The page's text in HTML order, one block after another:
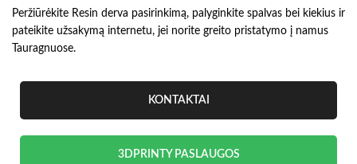
Peržiūrėkite Resin derva pasirinkimą, palyginkite spalvas bei kiekius ir
pateikite užsakymą internetu, jei norite greito pristatymo į namus
Tauragnuose.
KONTAKTAI
3DPRINTY PASLAUGOS